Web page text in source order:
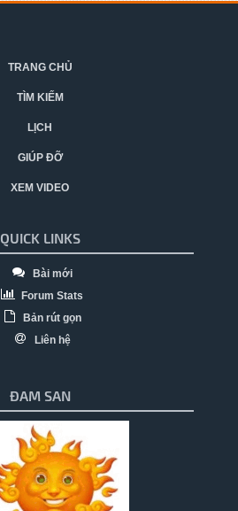
TRANG CHỦ
TÌM KIẾM
LỊCH
GIÚP ĐỠ
XEM VIDEO
QUICK LINKS
Bài mới
Forum Stats
Bản rút gọn
Liên hệ
ĐAM SAN